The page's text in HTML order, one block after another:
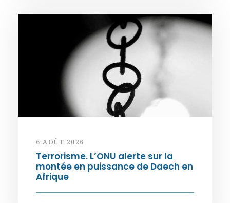
6 AOÛT 2026
Terrorisme. L’ONU alerte sur la
montée en puissance de Daech en
Afrique